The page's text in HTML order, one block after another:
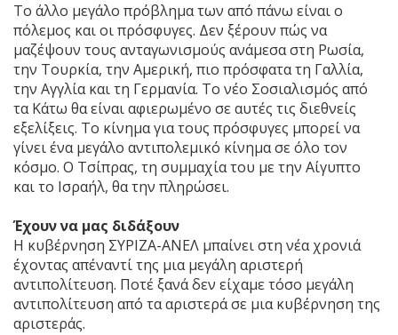
Το άλλο μεγάλο πρόβλημα των από πάνω είναι ο
πόλεμος και οι πρόσφυγες. Δεν ξέρουν πώς να
μαζέψουν τους ανταγωνισμούς ανάμεσα στη Ρωσία,
την Τουρκία, την Αμερική, πιο πρόσφατα τη Γαλλία,
την Αγγλία και τη Γερμανία. Το νέο Σοσιαλισμός από
τα Κάτω θα είναι αφιερωμένο σε αυτές τις διεθνείς
εξελίξεις. Το κίνημα για τους πρόσφυγες μπορεί να
γίνει ένα μεγάλο αντιπολεμικό κίνημα σε όλο τον
κόσμο. Ο Τσίπρας, τη συμμαχία του με την Αίγυπτο
και το Ισραήλ, θα την πληρώσει.
Έχουν να μας διδάξουν
Η κυβέρνηση ΣΥΡΙΖΑ-ΑΝΕΛ μπαίνει στη νέα χρονιά
έχοντας απέναντί της μια μεγάλη αριστερή
αντιπολίτευση. Ποτέ ξανά δεν είχαμε τόσο μεγάλη
αντιπολίτευση από τα αριστερά σε μια κυβέρνηση της
αριστεράς.